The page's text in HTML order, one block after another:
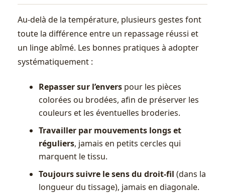
Au-delà de la température, plusieurs gestes font
toute la différence entre un repassage réussi et
un linge abîmé. Les bonnes pratiques à adopter
systématiquement :
Repasser sur l’envers pour les pièces
colorées ou brodées, afin de préserver les
couleurs et les éventuelles broderies.
Travailler par mouvements longs et
réguliers, jamais en petits cercles qui
marquent le tissu.
Toujours suivre le sens du droit-fil (dans la
longueur du tissage), jamais en diagonale.